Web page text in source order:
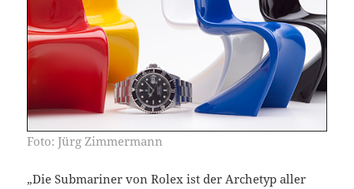
Foto: Jürg Zimmermann
„Die Submariner von Rolex ist der Archetyp aller